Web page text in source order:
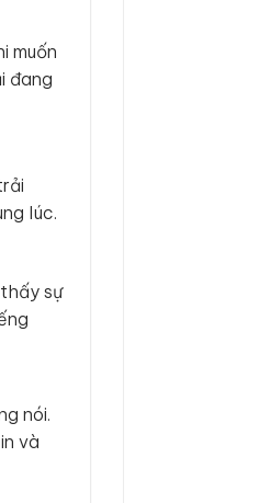
muốn
đang
lúc.
sự
nói.
và